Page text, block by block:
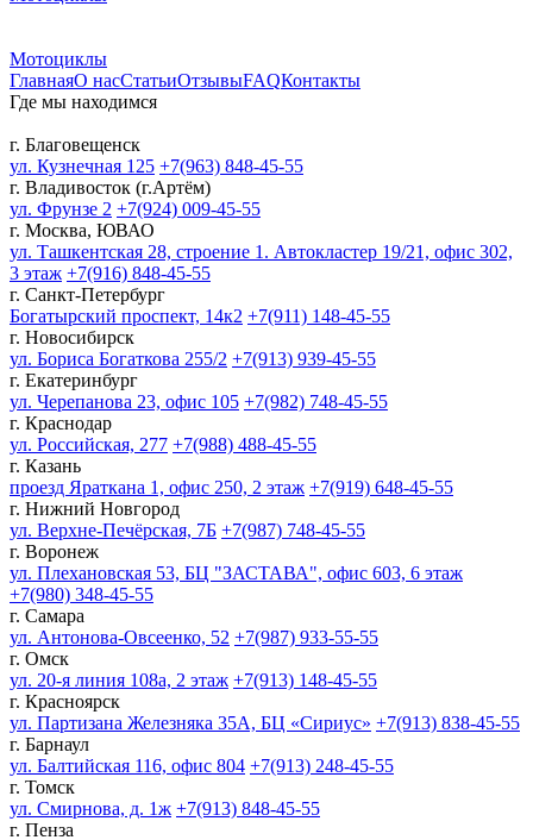
Мотоциклы
ГлавнаяО насСтатьиОтзывыFAQКонтакты
Где мы находимся
г. Благовещенск
ул. Кузнечная 125 +7(963) 848-45-55
г. Владивосток (г.Артём)
ул. Фрунзе 2 +7(924) 009-45-55
г. Москва, ЮВАО
ул. Ташкентская 28, строение 1. Автокластер 19/21, офис 302,
3 этаж +7(916) 848-45-55
г. Санкт-Петербург
Богатырский проспект, 14к2 +7(911) 148-45-55
г. Новосибирск
ул. Бориса Богаткова 255/2 +7(913) 939-45-55
г. Екатеринбург
ул. Черепанова 23, офис 105 +7(982) 748-45-55
г. Краснодар
ул. Российская, 277 +7(988) 488-45-55
г. Казань
проезд Яраткана 1, офис 250, 2 этаж +7(919) 648-45-55
г. Нижний Новгород
ул. Верхне-Печёрская, 7Б +7(987) 748-45-55
г. Воронеж
ул. Плехановская 53, БЦ "ЗАСТАВА", офис 603, 6 этаж
+7(980) 348-45-55
г. Самара
ул. Антонова-Овсеенко, 52 +7(987) 933-55-55
г. Омск
ул. 20-я линия 108а, 2 этаж +7(913) 148-45-55
г. Красноярск
ул. Партизана Железняка 35А, БЦ «Сириус» +7(913) 838-45-55
г. Барнаул
ул. Балтийская 116, офис 804 +7(913) 248-45-55
г. Томск
ул. Смирнова, д. 1ж +7(913) 848-45-55
г. Пенза